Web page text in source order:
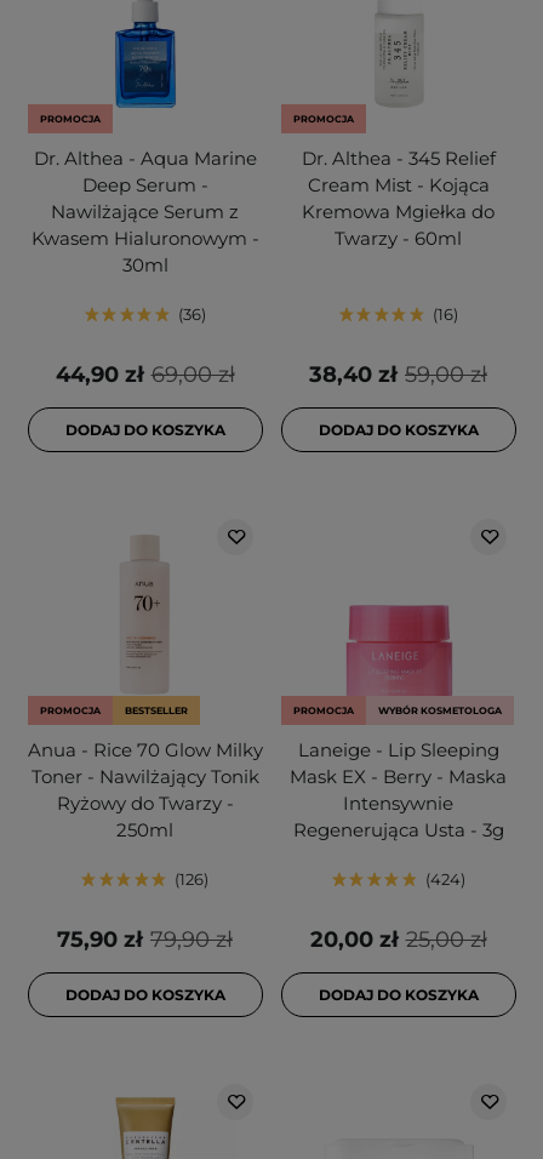
PROMOCJA
Dr. Althea - Aqua Marine
Deep Serum -
Nawilżające Serum z
Kwasem Hialuronowym -
30ml
36
69,00 zł
44,90 zł
DODAJ DO KOSZYKA
PROMOCJA
Dr. Althea - 345 Relief
Cream Mist - Kojąca
Kremowa Mgiełka do
Twarzy - 60ml
16
59,00 zł
38,40 zł
DODAJ DO KOSZYKA
PROMOCJA BESTSELLER
Anua - Rice 70 Glow Milky
Toner - Nawilżający Tonik
Ryżowy do Twarzy -
250ml
126
79,90 zł
75,90 zł
DODAJ DO KOSZYKA
PROMOCJA WYBÓR KOSMETOLOGA
Laneige - Lip Sleeping
Mask EX - Berry - Maska
Intensywnie
Regenerująca Usta - 3g
424
25,00 zł
20,00 zł
DODAJ DO KOSZYKA